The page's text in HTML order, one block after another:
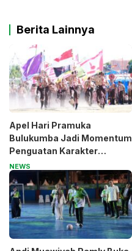
Berita Lainnya
Apel Hari Pramuka
Bulukumba Jadi Momentum
Penguatan Karakter
Generasi Muda
NEWS